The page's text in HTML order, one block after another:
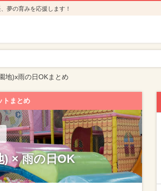
夢の育みを応援します！
地)x雨の日OKまとめ
トまとめ
) × 雨の日OK